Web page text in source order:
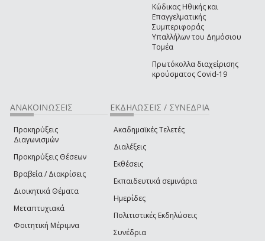
Κώδικας Ηθικής και
Επαγγελματικής
Συμπεριφοράς
Υπαλλήλων του Δημόσιου
Τομέα
Πρωτόκολλα διαχείρισης
κρούσματος Covid-19
ΑΝΑΚΟΙΝΩΣΕΙΣ
Προκηρύξεις
Διαγωνισμών
Προκηρύξεις Θέσεων
Βραβεία / Διακρίσεις
Διοικητικά Θέματα
Μεταπτυχιακά
Φοιτητική Μέριμνα
ΕΚΔΗΛΩΣΕΙΣ / ΣΥΝΕΔΡΙΑ
Ακαδημαϊκές Τελετές
Διαλέξεις
Εκθέσεις
Εκπαιδευτικά σεμινάρια
Ημερίδες
Πολιτιστικές Εκδηλώσεις
Συνέδρια